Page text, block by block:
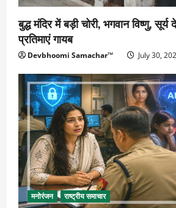
बुद्ध मंदिर में बड़ी चोरी, भगवान विष्णु,
प्रतिमाएं गायब
Devbhoomi Samachar™ July 30,
मनोरंजन राष्ट्रीय समाचार